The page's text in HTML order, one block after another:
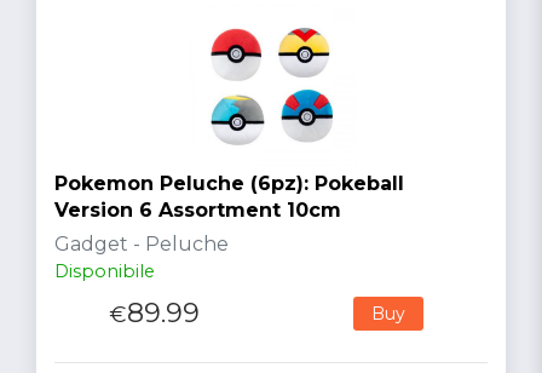
Pokemon Peluche (6pz): Pokeball
Version 6 Assortment 10cm
Gadget - Peluche
Disponibile
€89.99 Buy